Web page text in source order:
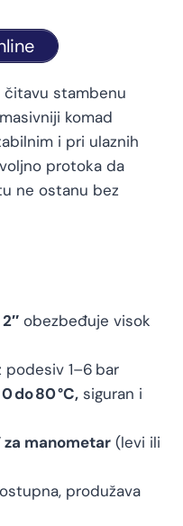
čitavu stambenu
komad
i pri ulaznih
protoka da
ne ostanu bez
obezbeđuje visok
podesiv 1–6 bar
0 do 80 °C, siguran i
za manometar (levi ili
produžava